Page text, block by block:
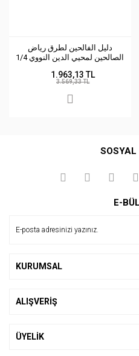
دليل الفالحين لطرق رياض
الصالحين لمحيي الدين النووي 1/4
1.963,13 TL
3.569,33 TL
SOSYAL
E-
KURUMSAL
ALIŞVERİŞ
ÜYELİK